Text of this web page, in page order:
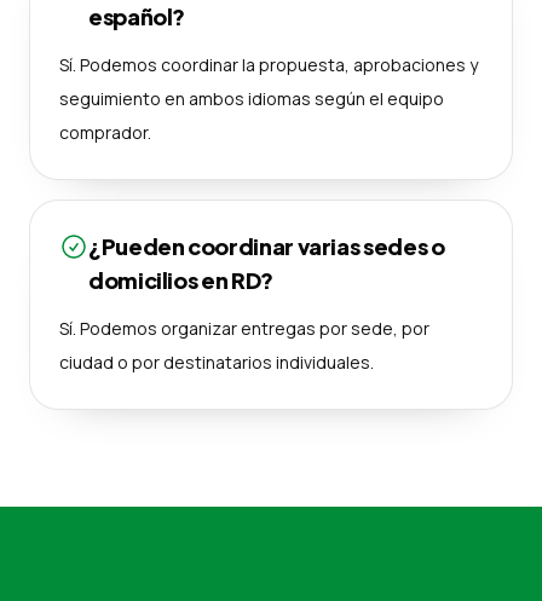
español?
Sí. Podemos coordinar la propuesta, aprobaciones y
seguimiento en ambos idiomas según el equipo
comprador.
¿Pueden coordinar varias sedes o
domicilios en RD?
Sí. Podemos organizar entregas por sede, por
ciudad o por destinatarios individuales.